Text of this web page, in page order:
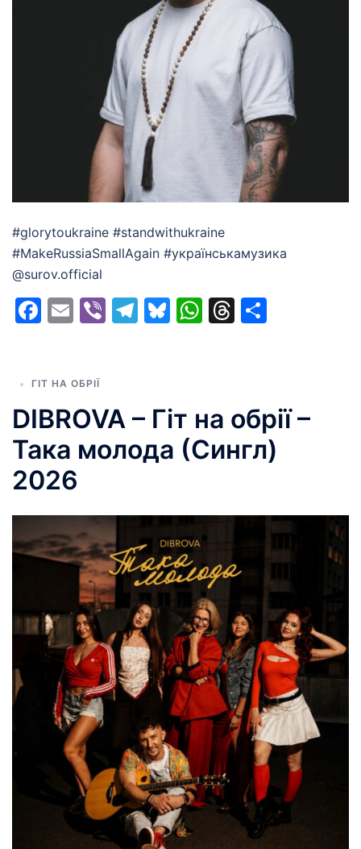
#glorytoukraine #standwithukraine
#MakeRussiaSmallAgain #українськамузика
@surov.official
Facebook
EmailViberTelegram
Bluesky
WhatsApp
Threads
ГІТ НА ОБРІЇ
DIBROVA – Гіт на обрії –
Така молода (Сингл)
2026